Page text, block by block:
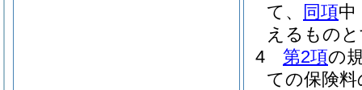
て、
同項中
えるもの
4
第2項の
ての保険